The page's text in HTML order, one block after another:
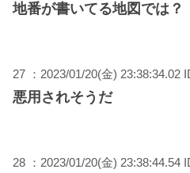
地番が書いてる地図では？
27 ：2023/01/20(金) 23:38:34.02
悪用されそうだ
28 ：2023/01/20(金) 23:38:44.54